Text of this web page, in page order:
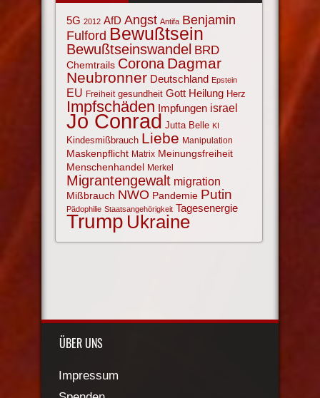
5G 2012 AfD Angst Antifa Benjamin
Fulford Bewußtsein
Bewußtseinswandel BRD
Chemtrails Corona Dagmar
Neubronner Deutschland Epstein
EU Freiheit gesundheit Gott Heilung Herz
Impfschäden Impfungen israel
Jo Conrad Jutta Belle KI
Kindesmißbrauch Liebe Manipulation
Maskenpflicht Matrix Meinungsfreiheit
Menschenhandel Merkel
Migrantengewalt migration
Mißbrauch NWO Pandemie Putin
Pädophilie Staatsangehörigkeit Tagesenergie
Trump Ukraine
ÜBER UNS
Impressum